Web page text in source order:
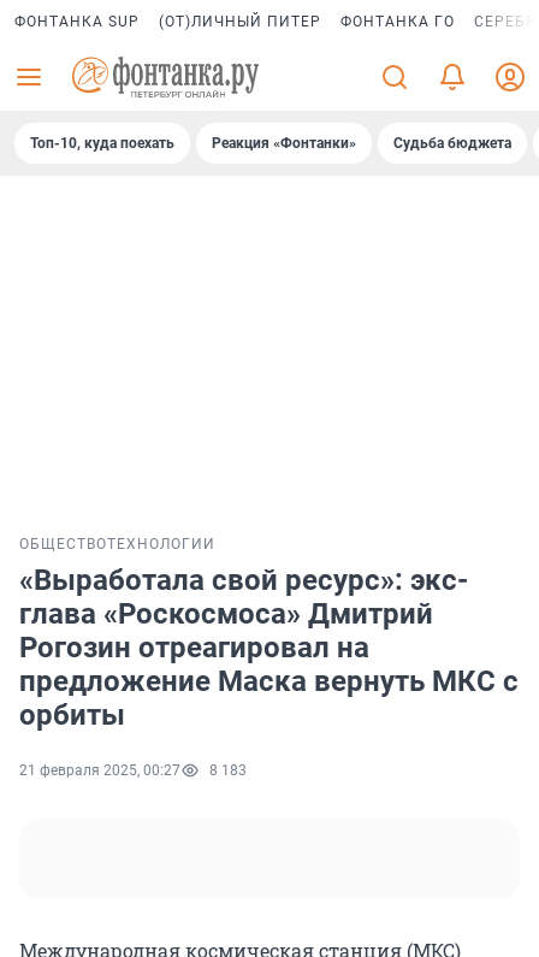
ФОНТАНКА SUP (ОТ)ЛИЧНЫЙ ПИТЕР ФОНТАНКА ГО
Топ-10, куда поехать Реакция «Фонтанки» Судьба бюджета
ОБЩЕСТВОТЕХНОЛОГИИ
«Выработала свой ресурс»: экс-
глава «Роскосмоса» Дмитрий
Рогозин отреагировал на
предложение Маска вернуть МКС с
орбиты
21 февраля 2025, 00:27 8 183
Международная космическая станция (МКС)